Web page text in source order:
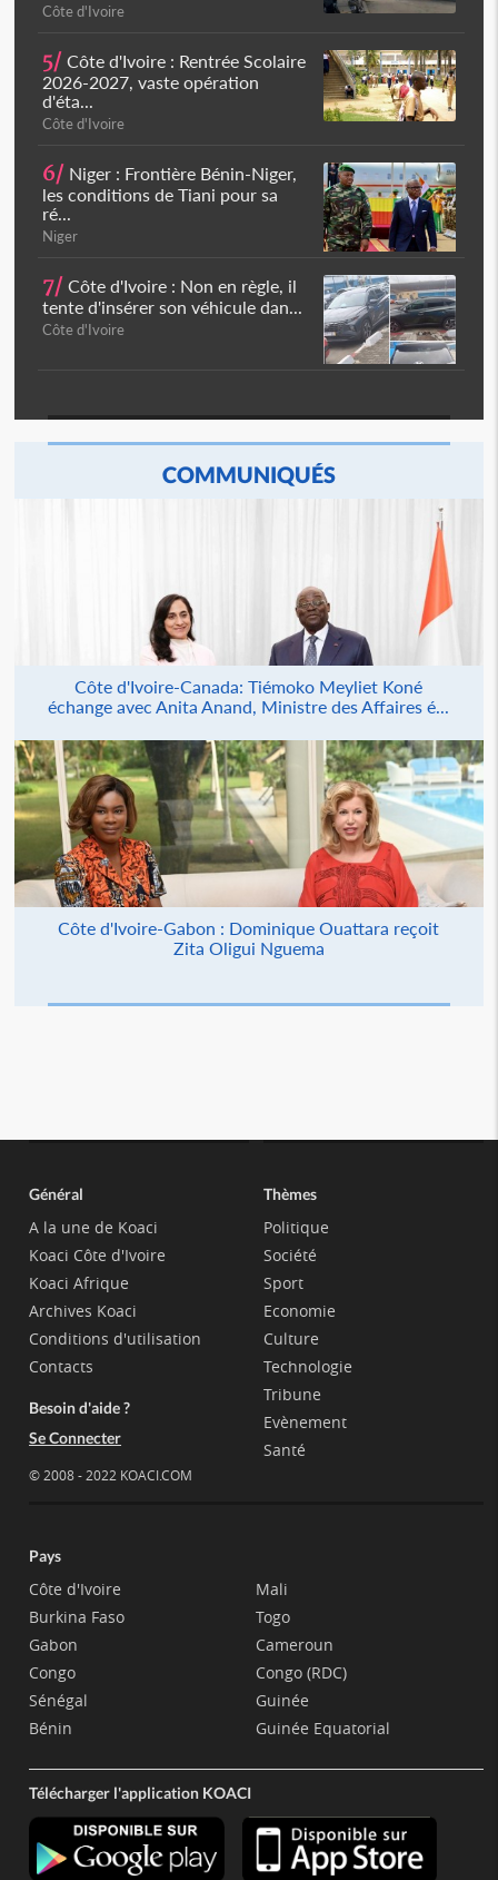
Côte d'Ivoire
5/ Côte d'Ivoire : Rentrée Scolaire
2026-2027, vaste opération
d'éta...
Côte d'Ivoire
6/ Niger : Frontière Bénin-Niger,
les conditions de Tiani pour sa
ré...
Niger
7/ Côte d'Ivoire : Non en règle, il
tente d'insérer son véhicule dan...
Côte d'Ivoire
COMMUNIQUÉS
Côte d'Ivoire-Canada: Tiémoko Meyliet Koné
échange avec Anita Anand, Ministre des Affaires é...
Côte d'Ivoire-Gabon : Dominique Ouattara reçoit
Zita Oligui Nguema
Général
A la une de Koaci
Koaci Côte d'Ivoire
Koaci Afrique
Archives Koaci
Conditions d'utilisation
Contacts
Besoin d'aide ?
Se Connecter
© 2008 - 2022 KOACI.COM
Thèmes
Politique
Société
Sport
Economie
Culture
Technologie
Tribune
Evènement
Santé
Pays
Côte d'Ivoire
Burkina Faso
Gabon
Congo
Sénégal
Bénin
Mali
Togo
Cameroun
Congo (RDC)
Guinée
Guinée Equatorial
Télécharger l'application KOACI